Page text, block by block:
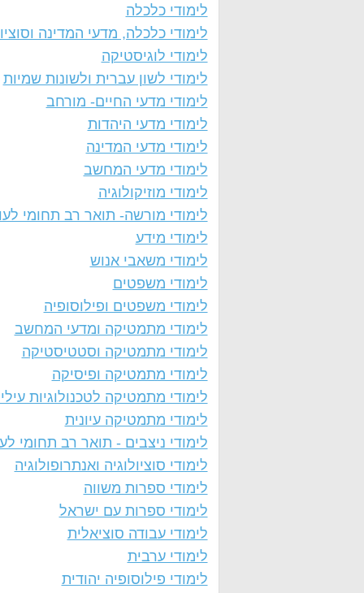
לימודי כלכלה
לימודי כלכלה, מדעי המדינה
לימודי לוגיסטיקה
לימודי לשון עברית ולשונות שמיות
לימודי מדעי החיים- מורחב
לימודי מדעי היהדות
לימודי מדעי המדינה
לימודי מדעי המחשב
לימודי מוזיקולוגיה
לימודי מורשה- תואר רב תחומי
לימודי מידע
לימודי משאבי אנוש
לימודי משפטים
לימודי משפטים ופילוסופיה
לימודי מתמטיקה ומדעי המחשב
לימודי מתמטיקה וסטטיסטיקה
לימודי מתמטיקה ופיסיקה
לימודי מתמטיקה לטכנולוגיות
לימודי מתמטיקה עיונית
לימודי ניצבים - תואר רב תחומי
לימודי סוציולוגיה ואנתרופולוגיה
לימודי ספרות משווה
לימודי ספרות עם ישראל
לימודי עבודה סוציאלית
לימודי ערבית
לימודי פילוסופיה יהודית